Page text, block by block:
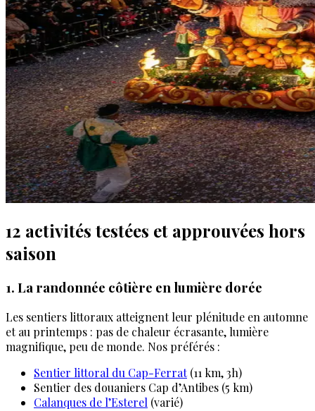
12 activités testées et approuvées hors
saison
1. La randonnée côtière en lumière dorée
Les sentiers littoraux atteignent leur plénitude en automne
et au printemps : pas de chaleur écrasante, lumière
magnifique, peu de monde. Nos préférés :
Sentier littoral du Cap-Ferrat(11 km, 3h)
Sentier des douaniers Cap d’Antibes (5 km)
Calanques de l’Esterel (varié)